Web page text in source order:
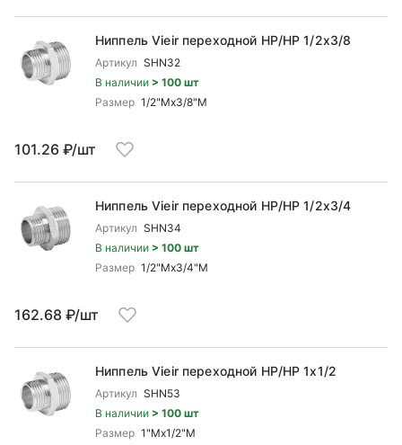
Ниппель Vieir переходной НР/НР 1/2x3/8
Артикул SHN32
В наличии > 100 шт
Размер 1/2"Mx3/8"М
101.26 ₽/шт
Ниппель Vieir переходной НР/НР 1/2x3/4
Артикул SHN34
В наличии > 100 шт
Размер 1/2"Mx3/4"М
162.68 ₽/шт
Ниппель Vieir переходной НР/НР 1x1/2
Артикул SHN53
В наличии > 100 шт
Размер 1"Mx1/2"М